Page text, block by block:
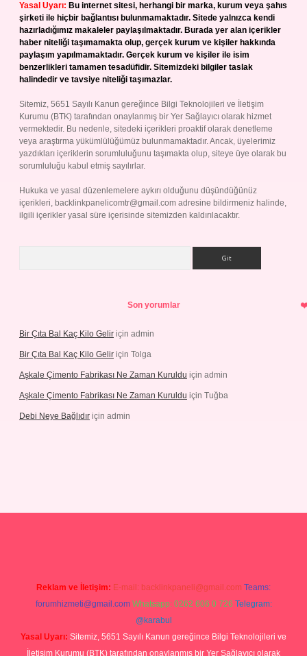
Yasal Uyarı: Bu internet sitesi, herhangi bir marka, kurum veya şahıs
şirketi ile hiçbir bağlantısı bulunmamaktadır. Sitede yalnızca kendi
hazırladığımız makaleler paylaşılmaktadır. Burada yer alan içerikler
haber niteliği taşımamakta olup, gerçek kurum ve kişiler hakkında
paylaşım yapılmamaktadır. Gerçek kurum ve kişiler ile isim
benzerlikleri tamamen tesadüfidir. Sitemizdeki bilgiler taslak
halindedir ve tavsiye niteliği taşımazlar.
Sitemiz, 5651 Sayılı Kanun gereğince Bilgi Teknolojileri ve İletişim
Kurumu (BTK) tarafından onaylanmış bir Yer Sağlayıcı olarak hizmet
vermektedir. Bu nedenle, sitedeki içerikleri proaktif olarak denetleme
veya araştırma yükümlülüğümüz bulunmamaktadır. Ancak, üyelerimiz
yazdıkları içeriklerin sorumluluğunu taşımakta olup, siteye üye olarak bu
sorumluluğu kabul etmiş sayılırlar.
Hukuka ve yasal düzenlemelere aykırı olduğunu düşündüğünüz
içerikleri, backlinkpanelicomtr@gmail.com adresine bildirmeniz halinde,
ilgili içerikler yasal süre içerisinde sitemizden kaldırılacaktır.
Son yorumlar
Bir Çıta Bal Kaç Kilo Gelir için admin
Bir Çıta Bal Kaç Kilo Gelir için Tolga
Aşkale Çimento Fabrikası Ne Zaman Kuruldu için admin
Aşkale Çimento Fabrikası Ne Zaman Kuruldu için Tuğba
Debi Neye Bağlıdır için admin
Reklam ve İletişim: E-mail: backlinkpaneli@gmail.com Teams:
forumhizmeti@gmail.com Whatsapp: 0262 606 0 726 Telegram:
@karabul
Yasal Uyarı: Sitemiz, 5651 Sayılı Kanun gereğince Bilgi Teknolojileri ve
İletişim Kurumu (BTK) tarafından onaylanmış bir Yer Sağlayıcı olarak